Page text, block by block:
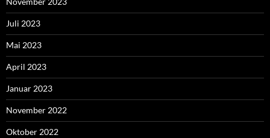
Juli 2023
Mai 2023
April 2023
Januar 2023
November 2022
Oktober 2022